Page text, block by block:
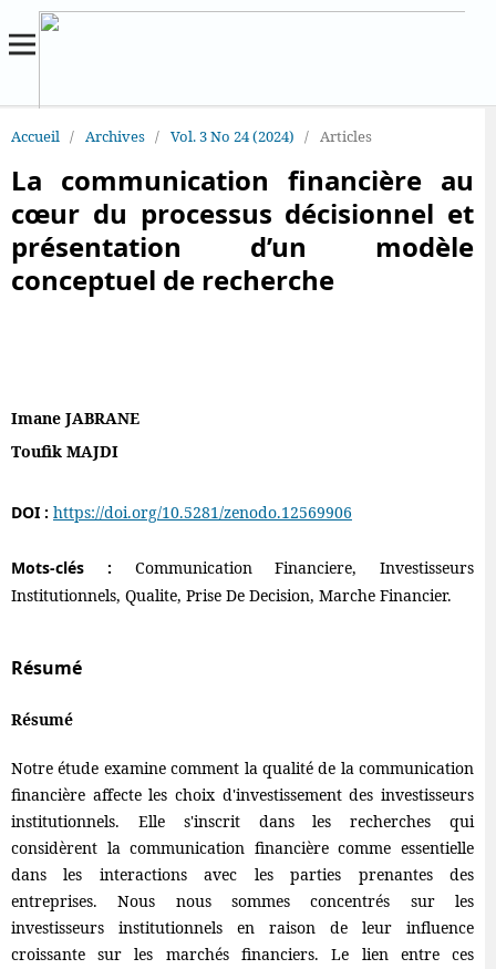
Accueil / Archives / Vol. 3 No 24 (2024) / Articles
La communication financière au
cœur du processus décisionnel et
présentation d’un modèle
conceptuel de recherche
Imane JABRANE
Toufik MAJDI
DOI : https://doi.org/10.5281/zenodo.12569906
Mots-clés : Communication Financiere, Investisseurs
Institutionnels, Qualite, Prise De Decision, Marche Financier.
Résumé
Résumé
Notre étude examine comment la qualité de la communication
financière affecte les choix d'investissement des investisseurs
institutionnels. Elle s'inscrit dans les recherches qui
considèrent la communication financière comme essentielle
dans les interactions avec les parties prenantes des
entreprises. Nous nous sommes concentrés sur les
investisseurs institutionnels en raison de leur influence
croissante sur les marchés financiers. Le lien entre ces